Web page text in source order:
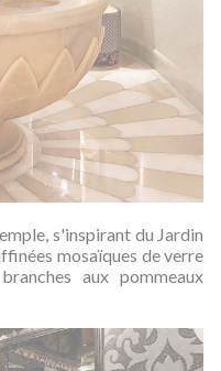
s'inspirant du Jardin
mosaïques de verre
aux pommeaux